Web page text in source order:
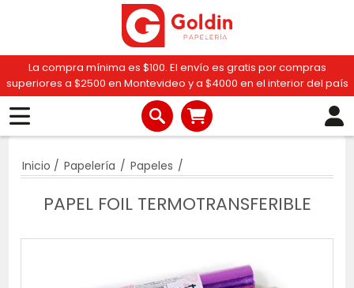
La compra mínima es $100. El envío es gratis por compras
superiores a $2500 en Montevideo y a $4000 en el interior del país
Inicio / Papelería / Papeles /
PAPEL FOIL TERMOTRANSFERIBLE